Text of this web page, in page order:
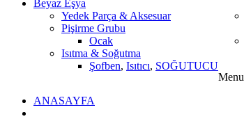
Beyaz Eşya
Yedek Parça & Aksesuar
Pişirme Grubu
Ocak
Isıtma & Soğutma
Şofben, Isıtıcı, SOĞUTUCU
Menu
ANASAYFA